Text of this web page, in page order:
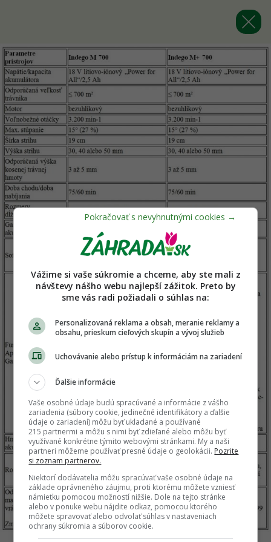
Vážime si vaše súkromie a chceme, aby ste mali z
návštevy nášho webu najlepší zážitok. Preto by
sme vás radi požiadali o súhlas na:
Personalizovaná reklama a obsah, meranie reklamy a
obsahu, prieskum cieľových skupín a vývoj služieb
Uchovávanie alebo prístup k informáciám na zariadení
Ďalšie informácie
Vaše osobné údaje budú spracúvané a informácie z vášho
zariadenia (súbory cookie, jedinečné identifikátory a ďalšie
údaje o zariadení) môžu byť ukladané a používané
215 partnermi a môžu s nimi byť zdieľané alebo môžu byť
využívané konkrétne týmito webovými stránkami. My a naši
partneri môžeme používať presné údaje o geolokácii. Pozrite
si zoznam partnerov.
Niektorí dodávatelia môžu spracúvať vaše osobné údaje na
základe oprávneného záujmu, proti ktorému môžete vzniesť
námietku pomocou možností nižšie. Dole na tejto stránke
alebo v ponuke webu nájdite odkaz, pomocou ktorého
môžete spravovať alebo odvolať súhlas v nastaveniach
ochrany súkromia a súborov cookie.